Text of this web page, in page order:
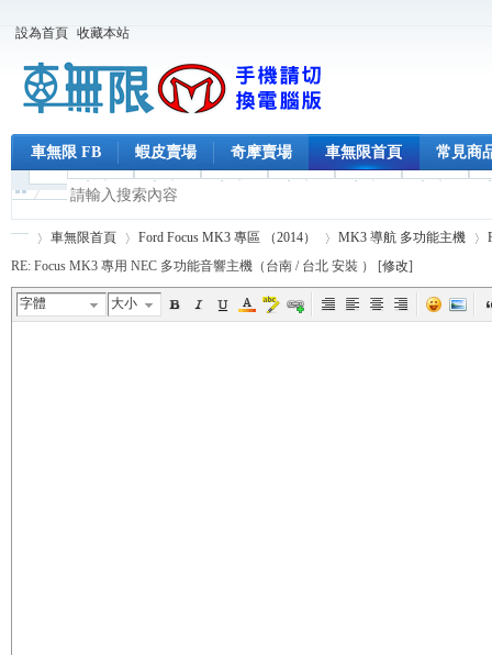
設為首頁 收藏本站
車無限 FB 蝦皮賣場 奇摩賣場 車無限首頁 常見商
車無限首頁 Ford Focus MK3 專區 （2014） MK3 導航 多功能主機
RE: Focus MK3 專用 NEC 多功能音響主機（台南 / 台北 安裝 ） [修改]
字體 大小